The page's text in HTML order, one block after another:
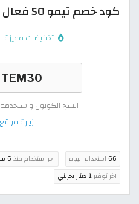
كود خصم تيمو 50 فعال على ثالث طلب
تخفيضات مميزة
انسخ الكوبون واستخدمه
زيارة
66 استخدام اليوم اخر استخدام منذ 6 ساعة
اخر توفير1 دينار بحريني